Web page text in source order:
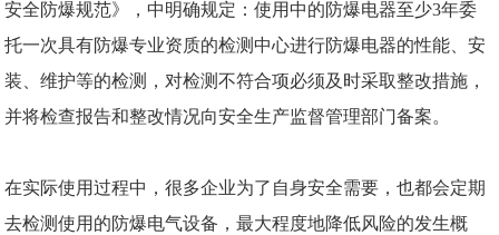
安全防爆规范》，中明确规定：使用中的防爆电器至少3年委
托一次具有防爆专业资质的检测中心进行防爆电器的性能、安
装、维护等的检测，对检测不符合项必须及时采取整改措施，
并将检查报告和整改情况向安全生产监督管理部门备案。
在实际使用过程中，很多企业为了自身安全需要，也都会定期
去检测使用的防爆电气设备，最大程度地降低风险的发生概